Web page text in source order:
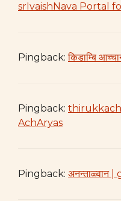
srIvaishNava Portal
Pingback:किडाम्बि
Pingback:
AchAryas
Pingback: